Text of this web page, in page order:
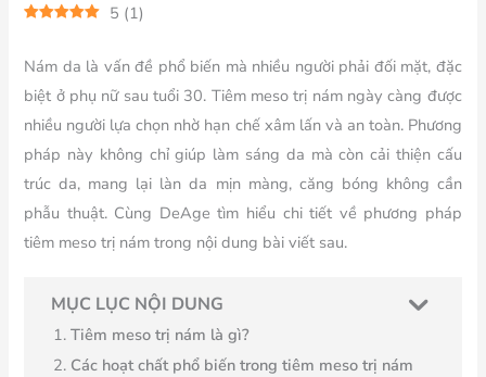
5 (1)
Nám da là vấn đề phổ biến mà nhiều người phải đối mặt, đặc
biệt ở phụ nữ sau tuổi 30. Tiêm meso trị nám ngày càng được
nhiều người lựa chọn nhờ hạn chế xâm lấn và an toàn. Phương
pháp này không chỉ giúp làm sáng da mà còn cải thiện cấu
trúc da, mang lại làn da mịn màng, căng bóng không cần
phẫu thuật. Cùng DeAge tìm hiểu chi tiết về phương pháp
tiêm meso trị nám trong nội dung bài viết sau.
MỤC LỤC NỘI DUNG
Tiêm meso trị nám là gì?
Các hoạt chất phổ biến trong tiêm meso trị nám